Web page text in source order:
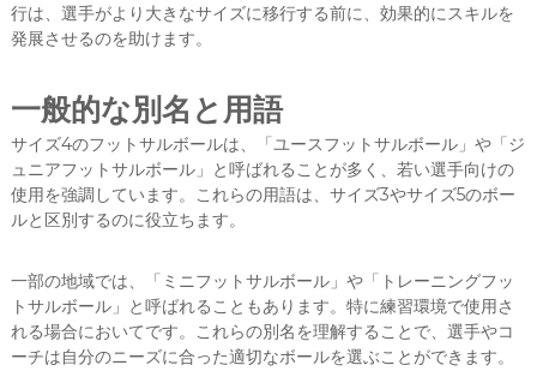
行は、選手がより大きなサイズに移行する前に、効果的にスキルを
発展させるのを助けます。
一般的な別名と用語
サイズ4のフットサルボールは、「ユースフットサルボール」や「ジ
ュニアフットサルボール」と呼ばれることが多く、若い選手向けの
使用を強調しています。これらの用語は、サイズ3やサイズ5のボー
ルと区別するのに役立ちます。
一部の地域では、「ミニフットサルボール」や「トレーニングフッ
トサルボール」と呼ばれることもあります。特に練習環境で使用さ
れる場合においてです。これらの別名を理解することで、選手やコ
ーチは自分のニーズに合った適切なボールを選ぶことができます。